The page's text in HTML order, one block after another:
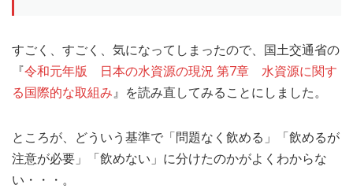
すごく、すごく、気になってしまったので、国土交通省の
『令和元年版 日本の水資源の現況 第7章 水資源に関す
る国際的な取組み』を読み直してみることにしました。
ところが、どういう基準で「問題なく飲める」「飲めるが
注意が必要」「飲めない」に分けたのかがよくわからな
い・・・。